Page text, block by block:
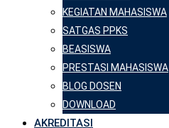
KEGIATAN MAHASISWA
SATGAS PPKS
BEASISWA
PRESTASI MAHASISWA
BLOG DOSEN
DOWNLOAD
AKREDITASI